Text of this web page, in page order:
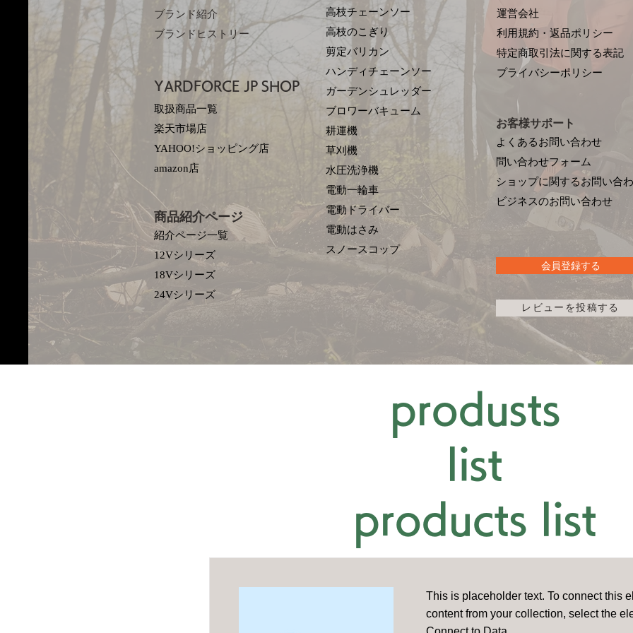
ブランド紹介
ブランドヒストリー
YARDFORCE JP​ SHOP
取扱商品一覧
楽天市場店
YAHOO!ショッピング店
amazon店
商品紹介ページ
紹介ページ一覧
12Vシリーズ
18Vシリーズ
​24Vシリーズ
高枝チェーンソー
高枝のこぎり
剪定バリカン
ハンディチェーンソー
ガーデンシュレッダー
ブロワーバキューム
耕運機
草刈機
水圧洗浄機
電動一輪車
電動ドライバー
電動はさみ
​スノースコップ
運営会社
利用規約・返品ポリシー
特定商取引法に関する表記
プライバシーポリシー
お客様サポート
よくあるお問い合わせ
問い合わせフォーム
ショップに関するお問い合
​ビジネスのお問い合わせ
会員登録する
レビューを投稿する
produsts
list
products list
This is placeholder text. To connect this
content from your collection, select the